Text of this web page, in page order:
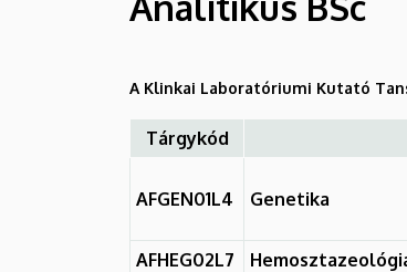
diagnosztikai
Laboratóriumi
A Klinkai Laboratóriumi Kutató
Tárgykód
AFGEN01L4 Genetika
AFHEG02L7